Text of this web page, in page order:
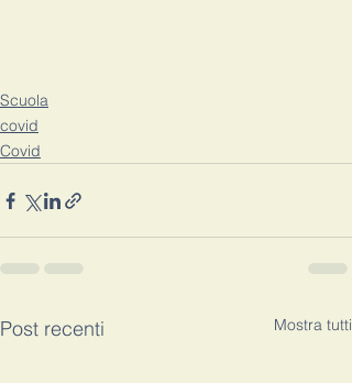
Scuola
covid
Covid
Post recenti Mostra tutti